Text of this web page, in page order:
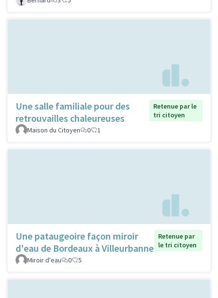
Une salle familiale pour des
retrouvailles chaleureuses
Retenue par le
tri citoyen
Maison du Citoyen
0 1
Une pataugeoire façon miroir
d'eau de Bordeaux à Villeurbanne
Retenue par
le tri citoyen
Miroir d'eau
0 5